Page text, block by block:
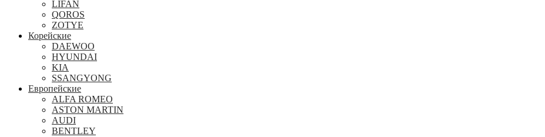
LIFAN
QOROS
ZOTYE
Корейские
DAEWOO
HYUNDAI
KIA
SSANGYONG
Европейские
ALFA ROMEO
ASTON MARTIN
AUDI
BENTLEY